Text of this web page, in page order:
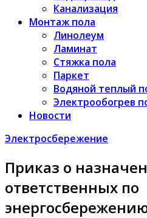
Канализация
Монтаж пола
Линолеум
Ламинат
Стяжка пола
Паркет
Водяной теплый
Электрообогрев
Новости
Электросбережение
Приказ о
ответственных по